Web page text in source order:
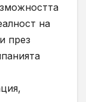
на
през